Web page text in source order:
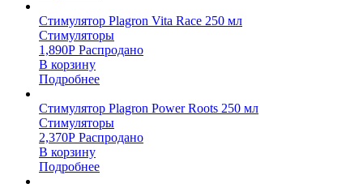
Стимулятор Plagron Vita Race 250 мл
Стимуляторы
1,890Р Распродано
В корзину
Подробнее
Стимулятор Plagron Power Roots 250 мл
Стимуляторы
2,370Р Распродано
В корзину
Подробнее